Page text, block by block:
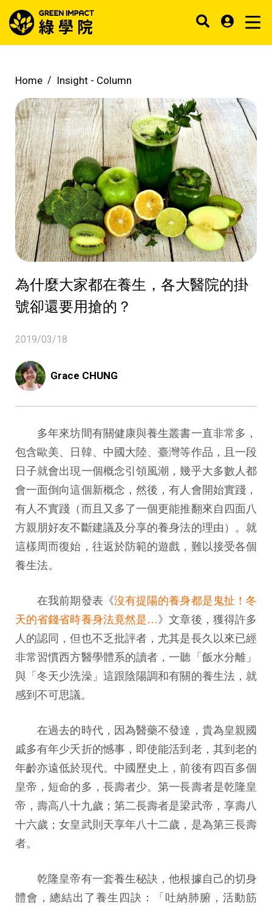
Home Insight - Column
為什麼大家都在養生，各大醫院的掛
號卻還要用搶的？
2019/03/18
Grace CHUNG
多年來坊間有關健康與養生叢書一直非常多，
包含歐美、日韓、中國大陸、臺灣等作品，且一段
日子就會出現一個概念引領風潮，幾乎大多數人都
會一面倒向這個新概念，然後，有人會開始實踐，
有人不實踐（而且又多了一個更能推翻來自四面八
方親朋好友不斷建議及分享的養身法的理由）。就
這樣周而復始，往返於防範的遊戲，難以接受各個
養生法。
在我前期發表《沒有提陽的養身都是鬼扯！冬
天的省錢省時養身法竟然是…》文章後，獲得許多
人的認同，但也不乏批評者，尤其是長久以來已經
非常習慣西方醫學體系的讀者，一聽「飯水分離」
與「冬天少洗澡」這跟陰陽調和有關的養生法，就
感到不可思議。
在過去的時代，因為醫藥不發達，貴為皇親國
戚多有年少夭折的憾事，即使能活到老，其到老的
年齡亦遠低於現代。中國歷史上，前後有四百多個
皇帝，短命的多，長壽者少。第一長壽者是乾隆皇
帝，壽高八十九歲；第二長壽者是梁武帝，享壽八
十六歲；女皇武則天享年八十二歲，是為第三長壽
者。
乾隆皇帝有一套養生秘訣，他根據自己的切身
體會，總結出了養生四訣：「吐納肺腑，活動筋